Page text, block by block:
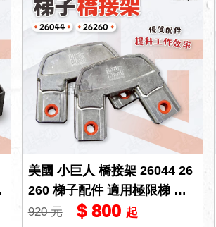
美國 小巨人 橋接架 26044 26
260 梯子配件 適用極限梯 萬
用梯 極限梯 工具梯 安全梯
920 元 $ 800 起